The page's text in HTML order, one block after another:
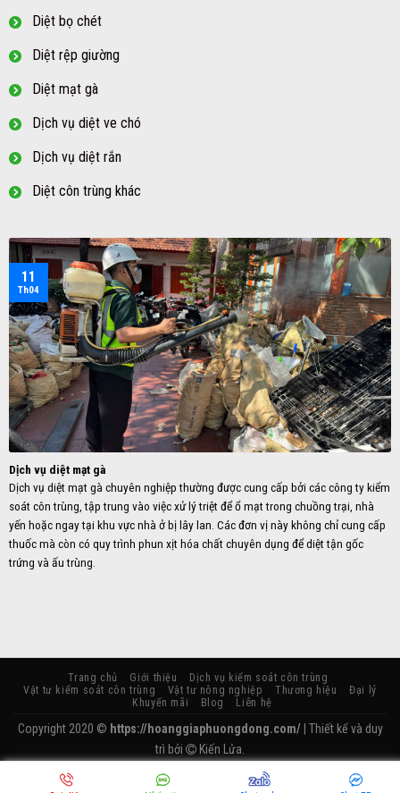
Diệt bọ chét
Diệt rệp giường
Diệt mạt gà
Dịch vụ diệt ve chó
Dịch vụ diệt rắn
Diệt côn trùng khác
Dịch vụ diệt mạt gà
Dịch vụ diệt mạt gà chuyên nghiệp thường được cung cấp bởi các công ty kiểm
soát côn trùng, tập trung vào việc xử lý triệt để ổ mạt trong chuồng trại, nhà
yến hoặc ngay tại khu vực nhà ở bị lây lan. Các đơn vị này không chỉ cung cấp
thuốc mà còn có quy trình phun xịt hóa chất chuyên dụng để diệt tận gốc
trứng và ấu trùng.
11
Th04
Trang chủ Giới thiệu
Dịch vụ kiểm soát côn trùng
Vật tư kiểm soát côn trùng
Vật tư nông nghiệp Thương hiệu
Đại lý
Khuyến mãi
Blog Liên hệ
Copyright 2020 © https://hoanggiaphuongdong.com/| Thiết kế và duy
trì bởi
Kiến Lửa.